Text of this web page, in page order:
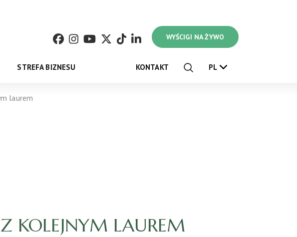
WYŚCIGI NA ŻYWO
STREFA BIZNESU KONTAKT PL
laurem
KOLEJNYM LAUREM